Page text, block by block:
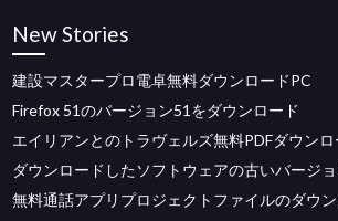
New Stories
建設マスタープロ電卓無料ダウンロードPC
Firefox 51のバージョン51をダウンロード
エイリアンとのトラヴェルズ無料PDFダウンロ
ダウンロードしたソフトウェアの古いバージ
無料通話アプリプロジェクトファイルのダウ